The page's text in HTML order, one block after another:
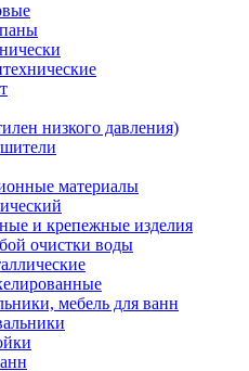
низкого давления)
материалы
и крепежные изделия
очистки воды
мебель для ванн